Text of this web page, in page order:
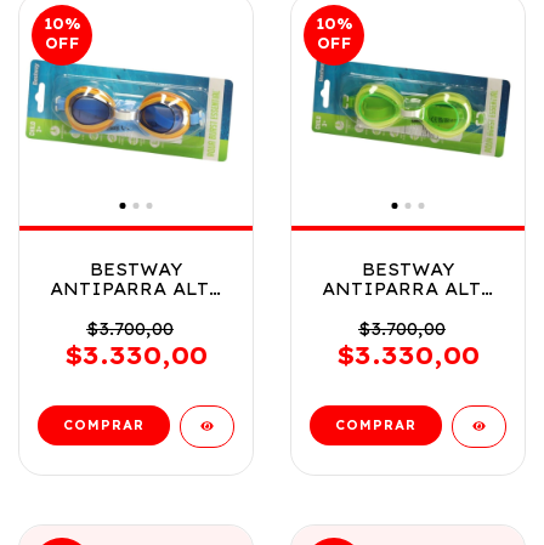
10%
OFF
BESTWAY
ANTIPARRA ALTO
VR1 21002 MODELO
AZUL
$3.700,00
$3.330,00
10%
OFF
BESTWAY
ANTIPARRA ALTO
VR2 21002 MODELO
VERDE
$3.700,00
$3.330,00